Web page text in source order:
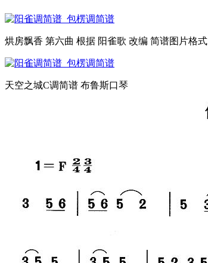
烘房飘香 第六曲 根据 阳雀歌 改编 简谱图片格式
天空之城C调简谱 布鲁斯口琴